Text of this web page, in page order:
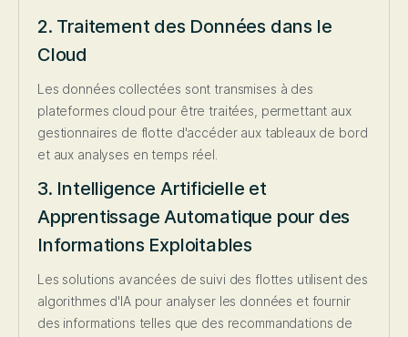
2. Traitement des Données dans le
Cloud
Les données collectées sont transmises à des
plateformes cloud pour être traitées, permettant aux
gestionnaires de flotte d'accéder aux tableaux de bord
et aux analyses en temps réel.
3. Intelligence Artificielle et
Apprentissage Automatique pour des
Informations Exploitables
Les solutions avancées de suivi des flottes utilisent des
algorithmes d'IA pour analyser les données et fournir
des informations telles que des recommandations de